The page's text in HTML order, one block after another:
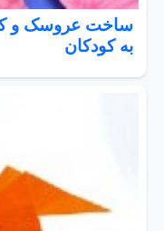
ساخت عروسک و
به کودکان